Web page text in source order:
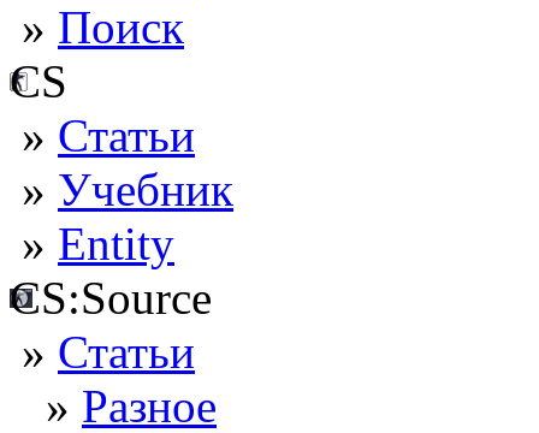
» Поиск
CS
» Статьи
» Учебник
» Entity
CS:Source
» Статьи
» Разное